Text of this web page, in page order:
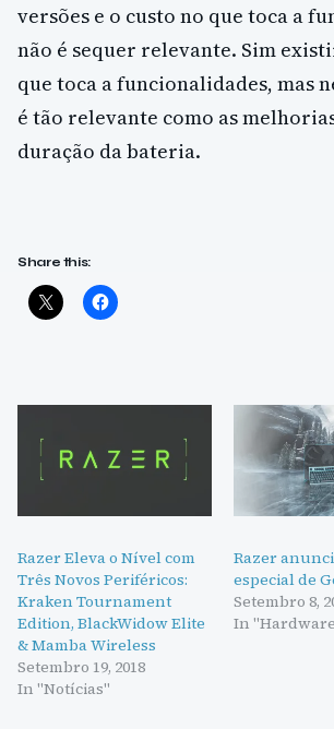
versões e o custo no que toca a
não é sequer relevante. Sim
que toca a funcionalidades, mas
é tão relevante como as
duração da bateria.
Share this:
Razer Eleva o Nível com
Três Novos Periféricos:
Kraken Tournament
Edition, BlackWidow Elite
& Mamba Wireless
Setembro 19, 2018
In "Notícias"
Razer
especial de
Setembro 8,
In